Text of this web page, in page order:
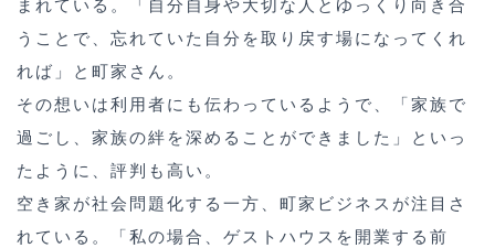
まれている。「自分自身や大切な人とゆっくり向き合
うことで、忘れていた自分を取り戻す場になってくれ
れば」と町家さん。
その想いは利用者にも伝わっているようで、「家族で
過ごし、家族の絆を深めることができました」といっ
たように、評判も高い。
空き家が社会問題化する一方、町家ビジネスが注目さ
れている。「私の場合、ゲストハウスを開業する前